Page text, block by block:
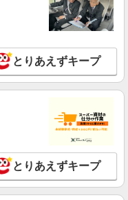
簡単な接客・調理・清
翌5:00：時給1463円 高校
大須3丁目30番27号
店
とりあえずキープ
とりあえずキープ